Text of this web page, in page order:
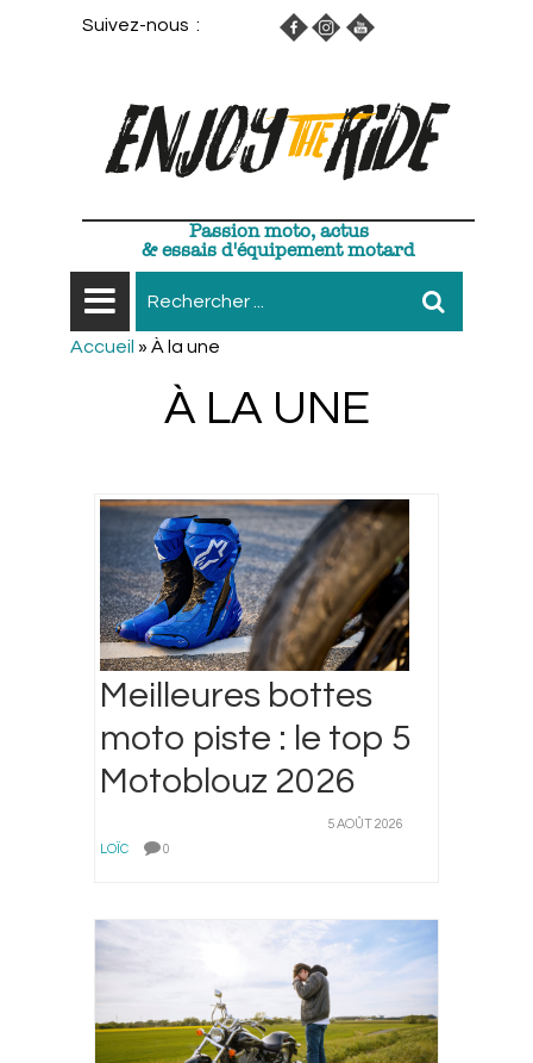
Suivez-nous :
Passion moto, actus
& essais d'équipement motard
Accueil » À la une
À LA UNE
Meilleures bottes
moto piste : le top 5
Motoblouz 2026
LOÏC
5 AOÛT 2026
0